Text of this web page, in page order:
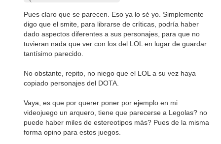
Pues claro que se parecen. Eso ya lo sé yo. Simplemente
digo que el smite, para librarse de críticas, podría haber
dado aspectos diferentes a sus personajes, para que no
tuvieran nada que ver con los del LOL en lugar de guardar
tantísimo parecido.
No obstante, repito, no niego que el LOL a su vez haya
copiado personajes del DOTA.
Vaya, es que por querer poner por ejemplo en mi
videojuego un arquero, tiene que parecerse a Legolas? no
puede haber miles de estereotipos más? Pues de la misma
forma opino para estos juegos.